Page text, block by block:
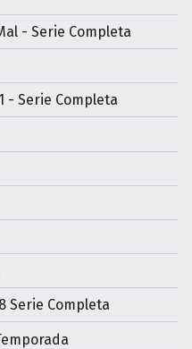
- Serie Completa
- Serie Completa
Serie Completa